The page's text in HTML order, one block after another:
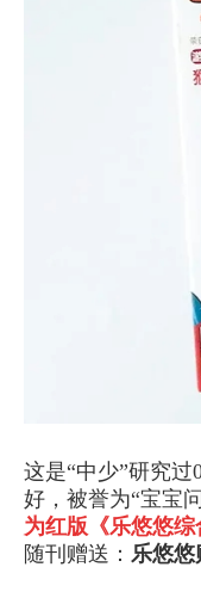
这是“中少”研究
好，被誉为“宝宝
为红版《乐悠悠
随刊赠送： 乐悠悠